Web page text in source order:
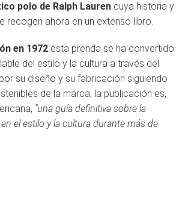
polo de Ralph Lauren cuya historia y
recogen ahora en un extenso libro.
en 1972 esta prenda se ha convertido
del estilo y la cultura a través del
su diseño y su fabricación siguiendo
de la marca, la publicación es,
"una guía definitiva sobre la
el estilo y la cultura durante más de